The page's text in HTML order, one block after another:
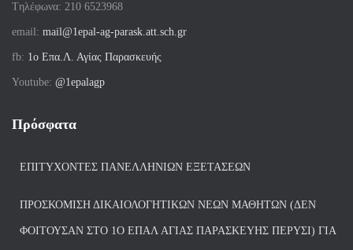
Tηλέφωνα: 210 6523968
email: mail@1epal-ag-parask.att.sch.gr
fb: 1ο Επα.Λ. Αγίας Παρασκευής
Youtube: @1epalagp
Πρόσφατα
ΕΠΙΤΥΧΌΝΤΕΣ ΠΑΝΕΛΛΗΝΊΩΝ ΕΞΕΤΆΣΕΩΝ
ΠΡΟΣΚΌΜΙΣΗ ΔΙΚΑΙΟΛΟΓΗΤΙΚΏΝ ΝΈΩΝ ΜΑΘΗΤΏΝ (ΔΕΝ
ΦΟΙΤΟΎΣΑΝ ΣΤΟ 1Ο ΕΠΑΛ ΑΓΙΑΣ ΠΑΡΑΣΚΕΥΗΣ ΠΈΡΥΣΙ) ΓΙΑ